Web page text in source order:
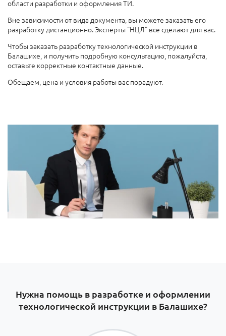
области разработки и оформления ТИ.
Вне зависимости от вида документа, вы можете заказать его
разработку дистанционно. Эксперты "НЦЛ" все сделают для вас.
Чтобы заказать разработку технологической инструкции в
Балашихе, и получить подробную консультацию, пожалуйста,
оставьте корректные контактные данные.
Обещаем, цена и условия работы вас порадуют.
Нужна помощь в разработке и оформлении
технологической инструкции в Балашихе?